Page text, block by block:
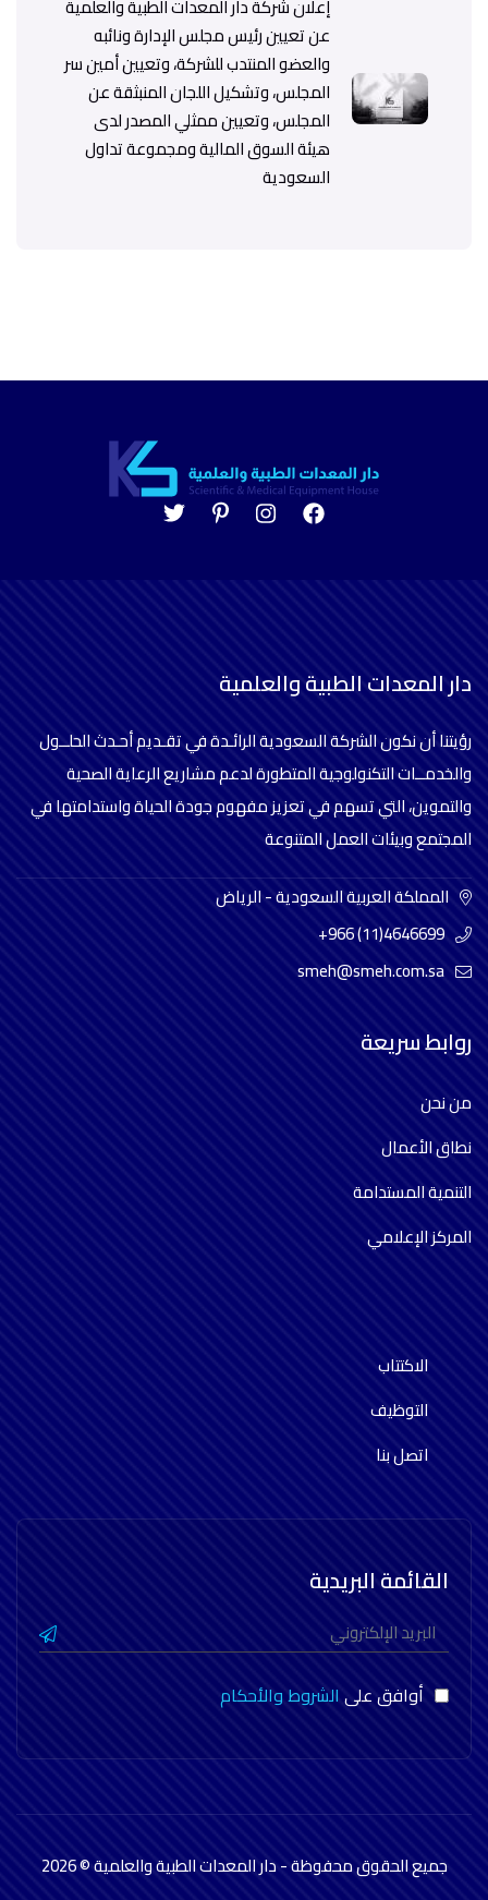
إعلان شركة دار المعدات الطبية والعلمية
عن تعيين رئيس مجلس الإدارة ونائبه
والعضو المنتدب للشركة، وتعيين أمين سر
المجلس، وتشكيل اللجان المنبثقة عن
المجلس، وتعيين ممثلي المصدر لدى
هيئة السوق المالية ومجموعة تداول
السعودية
دار المعدات الطبية والعلمية
رؤيتنا أن نكون الشركة السعودية الرائـدة في تقـديم أحـدث الحلــول
والخدمــات التكنولوجية المتطورة لدعم مشاريع الرعاية الصحية
والتموين، التي تسهم في تعزيز مفهوم جودة الحياة واستدامتها في
المجتمع وبيئات العمل المتنوعة
المملكة العربية السعودية - الرياض
+966 (11)4646699
smeh@smeh.com.sa
روابط سريعة
من نحن
نطاق الأعمال
التنمية المستدامة
المركز الإعلامي
الاكتتاب
التوظيف
اتصل بنا
القائمة البريدية
أوافق على الشروط والأحكام
جميع الحقوق محفوظة - دار المعدات الطبية والعلمية © 2026